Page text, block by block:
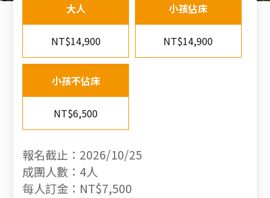
大人
NT$14,900
小孩佔床
NT$14,900
小孩不佔床
NT$6,500
報名截止：2026/10/25
成團人數：4人
每人訂金：NT$7,500